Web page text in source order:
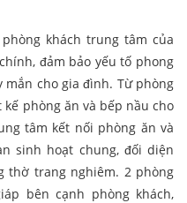
khách trung tâm của
đảm bảo yếu tố phong
cho gia đình. Từ phòng
phòng ăn và bếp nầu cho
tâm kết nối phòng ăn và
sinh hoạt chung, đối diện
thờ trang nghiêm. 2 phòng
bên cạnh phòng khách,